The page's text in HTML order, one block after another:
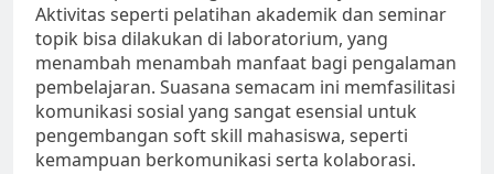
Aktivitas seperti pelatihan akademik dan seminar
topik bisa dilakukan di laboratorium, yang
menambah menambah manfaat bagi pengalaman
pembelajaran. Suasana semacam ini memfasilitasi
komunikasi sosial yang sangat esensial untuk
pengembangan soft skill mahasiswa, seperti
kemampuan berkomunikasi serta kolaborasi.